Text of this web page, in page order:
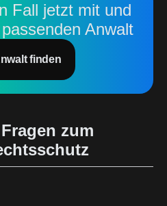
Fall jetzt mit und
Anwalt
finden
zum